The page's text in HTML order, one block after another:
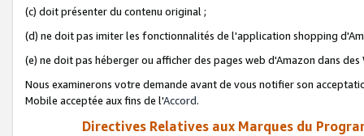
(c) doit présenter du contenu original ;
(d) ne doit pas imiter les fonctionnalités de l'application shopping
(e) ne doit pas héberger ou afficher des pages web d'Amazon dans
Nous examinerons votre demande avant de vous notifier son
Mobile acceptée aux fins de l'Accord.
Directives Relatives aux Marques du